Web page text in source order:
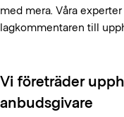
med mera. Våra
lagkommentaren till
Vi företräder
anbudsgivare